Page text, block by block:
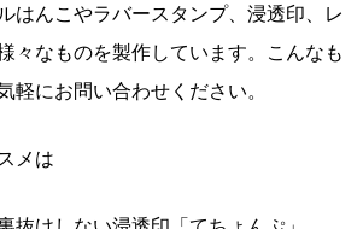
はんこやラバースタンプ、浸透印、レ
々なものを製作しています。こんなも
軽にお問い合わせください。
メは